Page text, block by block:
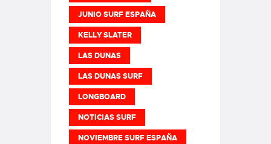
JUNIO SURF ESPAÑA
KELLY SLATER
LAS DUNAS
LAS DUNAS SURF
LONGBOARD
NOTICIAS SURF
NOVIEMBRE SURF ESPAÑA